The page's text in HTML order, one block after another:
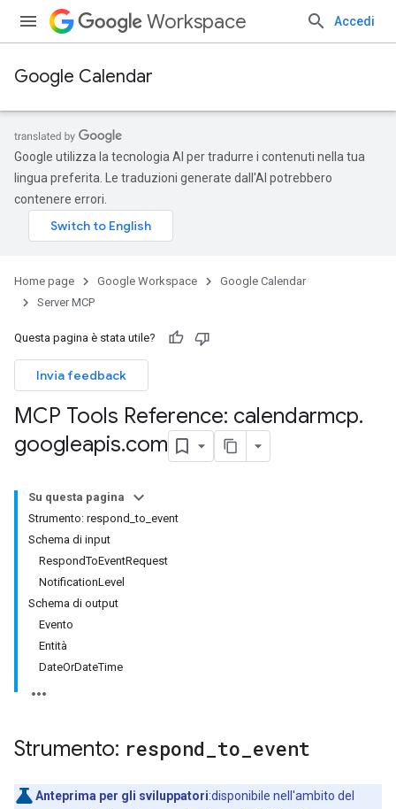
Workspace Accedi
Google Calendar
Google utilizza la tecnologia AI per tradurre i contenuti nella tua
lingua preferita. Le traduzioni generate dall'AI potrebbero
contenere errori.
Home page Google Workspace
Google Calendar
Server MCP
Questa pagina è stata utile?
Invia feedback
MCP Tools Reference: calendarmcp.
googleapis.com
Su questa pagina
Strumento: respond_to_event
Schema di input
RespondToEventRequest
NotificationLevel
Schema di output
Evento
Entità
DateOrDateTime
Strumento: respond to event
Anteprima per gli sviluppatori:disponibile nell'ambito del